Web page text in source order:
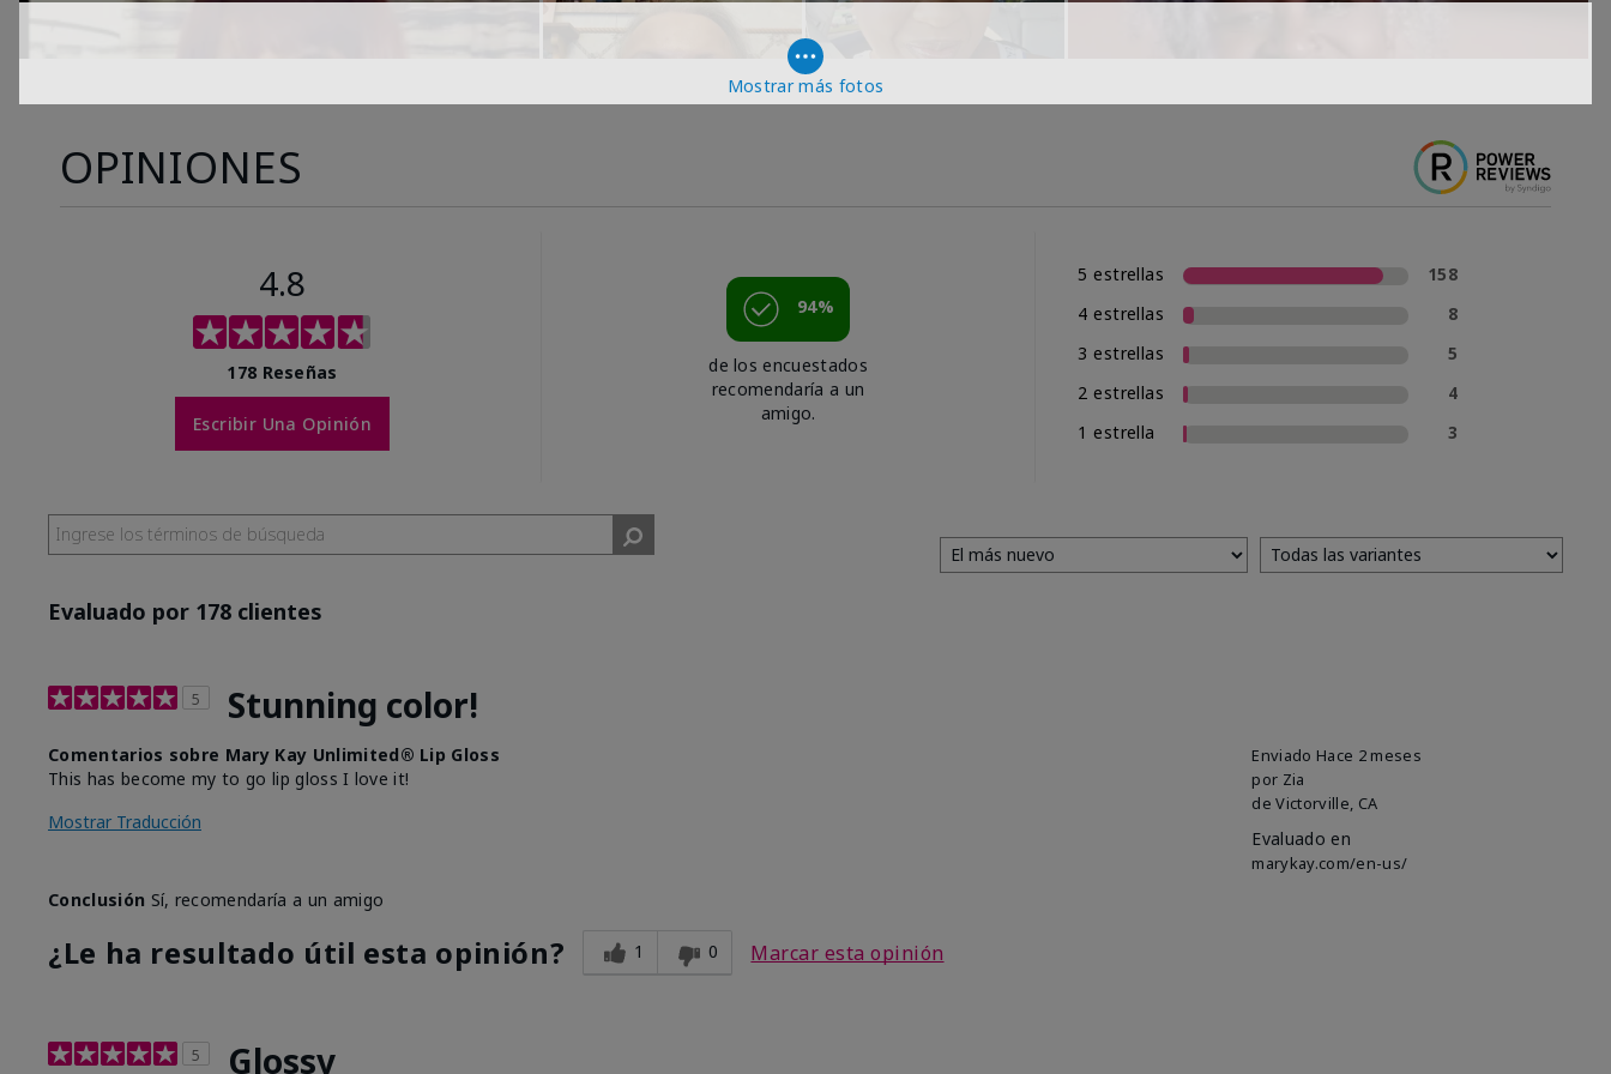
Mostrar más fotos
OPINIONES
4.8
178 Reseñas
Escribir Una Opinión
94%
de los encuestados
recomendaría a un
amigo.
5 estrellas
158
4 estrellas
8
3 estrellas
5
2 estrellas
4
1 estrella
3
Evaluado por 178 clientes
5 Stunning color!
Enviado Hace 2 meses
por Zia
de Victorville, CA
Evaluado en
marykay.com/en-us/
Comentarios sobre Mary Kay Unlimited® Lip Gloss
This has become my to go lip gloss I love it!
Mostrar Traducción
Conclusión Sí, recomendaría a un amigo
¿Le ha resultado útil esta opinión? 1 0 Marcar esta opinión
5 Glossy